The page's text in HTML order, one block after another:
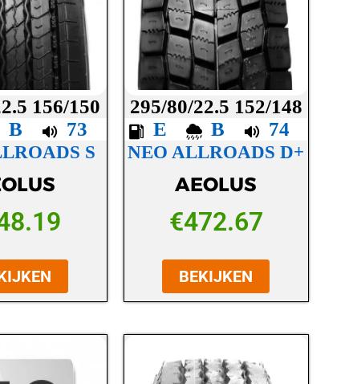
156/150
B 73
S
295/80/22.5 152/148
E
B 74
NEO ALLROADS D+
AEOLUS
€472.67
BEKIJKEN